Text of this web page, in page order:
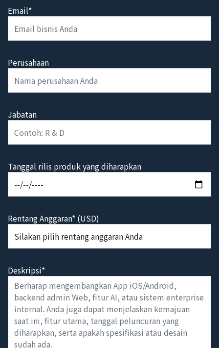
Email*
Perusahaan
Jabatan
Tanggal rilis produk yang diharapkan
Rentang Anggaran* (USD)
Deskripsi*